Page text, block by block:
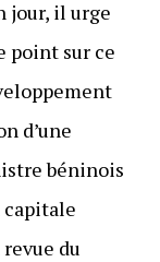
jour, il urge
point sur ce
d’une
béninois
capitale
du